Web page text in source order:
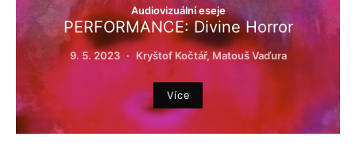
Audiovizuální eseje
PERFORMANCE: Divine Horror
9. 5. 2023 Kryštof Kočtář, Matouš Vaďura
Více